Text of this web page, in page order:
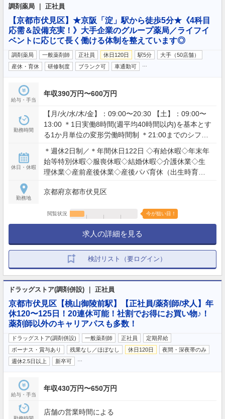
調剤薬局 ｜ 正社員
【京都市伏見区】★京阪「淀」駅から徒歩5分★《4科目
応需＆設備充実！》大手企業のグループ薬局／ライフイ
ベントに応じて長く働ける体制を整えています◎
調剤薬局 一般薬剤師 正社員 休日120日 駅5分
大手（50店舗）
産休・育休
研修制度 ブランク可 車通勤可
給与・手当
年収390万円〜600万円
勤務時間
【月/火/水/木/金】：09:00〜20:30 【土】：09:00〜
13:00 ＊1日実働8時間(週平均40時間以内)を基本とす
る1か月単位の変形労働時間制 ＊21:00までのシフト
休日・休暇
＊週休2日制／＊年間休日122日 ◇有給休暇◇年末年
始等特別休暇◇服喪休暇◇結婚休暇◇介護休業◇生
理休業◇産前産後休業◇産後パパ育休（出生時育児
勤務地
京都府京都市伏見区
閲覧状況 今が狙い目！
求人の詳細を見る
検討リスト（要ログイン）
ドラッグストア(調剤併設) ｜ 正社員
京都市伏見区【桃山御陵前駅】【正社員/薬剤師/求人】年
休120〜125日！20連休可能！社割でお得にお買い物♪！
薬剤師以外のキャリアパスも多数！
ドラッグストア(調剤併設) 一般薬剤師 正社員
定期昇給
ボーナス・賞与あり
残業なし／ほぼなし 休日120日
夜間・深夜帯のみ
週休2.5日以上
新卒可
給与・手当
年収430万円〜650万円
店舗の営業時間による